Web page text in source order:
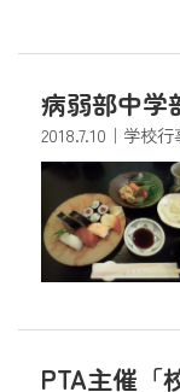
病弱部中学
2018.7.10 ｜学校行
PTA主催「